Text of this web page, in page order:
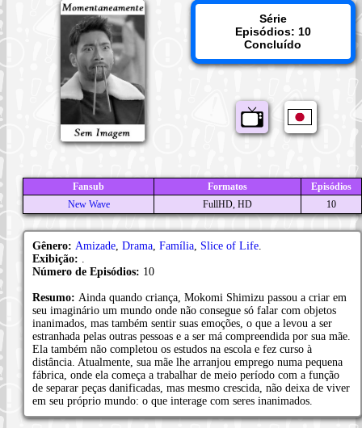
Série
Episódios: 10
Concluído
Fansub Formatos
Episódios
New Wave
FullHD, HD 10
Gênero: Amizade Drama Família Slice of Life
Exibição:
Número de Episódios: 10
Resumo: Ainda quando criança, Mokomi Shimizu passou a criar em
seu imaginário um mundo onde não consegue só falar com objetos
inanimados, mas também sentir suas emoções, o que a levou a ser
estranhada pelas outras pessoas e a ser má compreendida por sua mãe.
Ela também não completou os estudos na escola e fez curso à
distância. Atualmente, sua mãe lhe arranjou emprego numa pequena
fábrica, onde ela começa a trabalhar de meio período com a função
de separar peças danificadas, mas mesmo crescida, não deixa de viver
em seu próprio mundo: o que interage com seres inanimados.